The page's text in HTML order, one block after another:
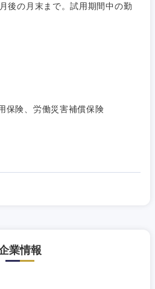
後の月末まで。試用期間中の勤
保険、労働災害補償保険
業情報